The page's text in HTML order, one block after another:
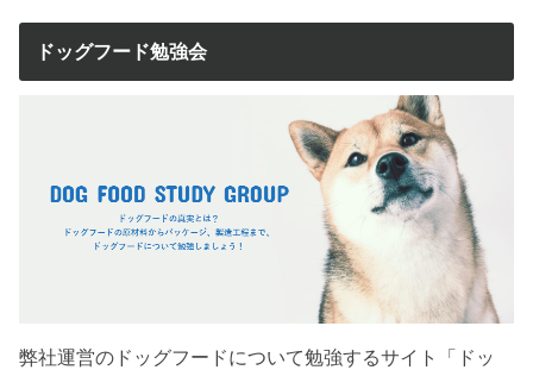
ドッグフード勉強会
弊社運営のドッグフードについて勉強するサイト「ドッ